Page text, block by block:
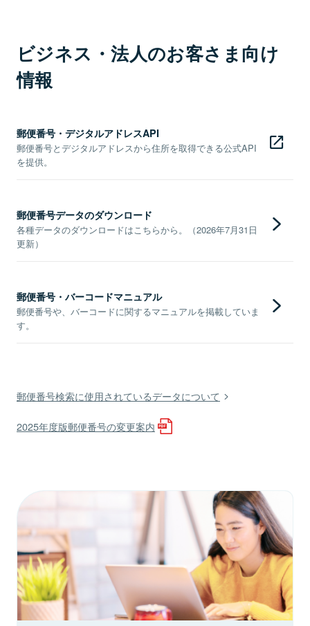
ビジネス・法人のお客さま向け
情報
郵便番号・デジタルアドレスAPI
郵便番号とデジタルアドレスから住所を取得できる公式API
を提供。
郵便番号データのダウンロード
各種データのダウンロードはこちらから。（2026年7月31日
更新）
郵便番号・バーコードマニュアル
郵便番号や、バーコードに関するマニュアルを掲載していま
す。
郵便番号検索に使用されているデータについて
2025年度版郵便番号の変更案内